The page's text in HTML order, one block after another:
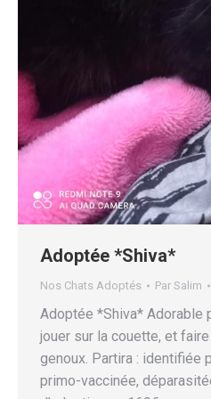
Adoptée *Shiva*
Nos Chats Adoptés Par Salim
Adoptée *Shiva* Adorable
jouer sur la couette, et
genoux. Partira : identifiée
primo-vaccinée,